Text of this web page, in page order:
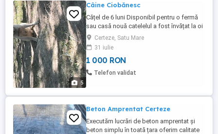
5
Câine Ciobănesc
Cățel de 6 luni Disponibil pentru o fermă
sau casă nouă catelelul a fost învățat la oi
de când a fost mic dețin 7 buc toți sunt
Ciobănești românești
Certeze, Satu Mare
31 iulie
1 000 RON
Telefon validat
Beton Amprentat Certeze
Executăm lucrări de beton amprentat și
beton simplu în toată țara oferim calitate